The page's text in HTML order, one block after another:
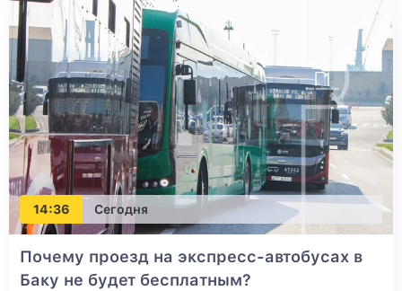
14:36 Сегодня
Почему проезд на экспресс-автобусах в
Баку не будет бесплатным?